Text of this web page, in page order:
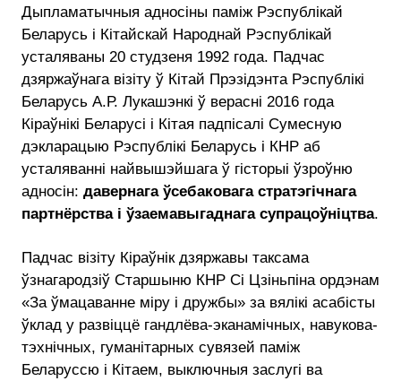
Дыпламатычныя адносіны паміж Рэспублікай
Беларусь і Кітайскай Народнай Рэспублікай
усталяваны 20 студзеня 1992 года. Падчас
дзяржаўнага візіту ў Кітай Прэзідэнта Рэспублікі
Беларусь А.Р. Лукашэнкі ў верасні 2016 года
Кіраўнікі Беларусі і Кітая падпісалі Сумесную
дэкларацыю Рэспублікі Беларусь і КНР аб
усталяванні найвышэйшага ў гісторыі ўзроўню
адносін: давернага ўсебаковага стратэгічнага
партнёрства і ўзаемавыгаднага супрацоўніцтва.
Падчас візіту Кіраўнік дзяржавы таксама
ўзнагародзіў Старшыню КНР Сі Цзіньпіна ордэнам
«За ўмацаванне міру і дружбы» за вялікі асабісты
ўклад у развіццё гандлёва-эканамічных, навукова-
тэхнічных, гуманітарных сувязей паміж
Беларуссю і Кітаем, выключныя заслугі ва